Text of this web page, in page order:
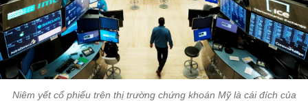
Niêm yết cổ phiếu trên thị trường chứng khoán Mỹ là cái đích của